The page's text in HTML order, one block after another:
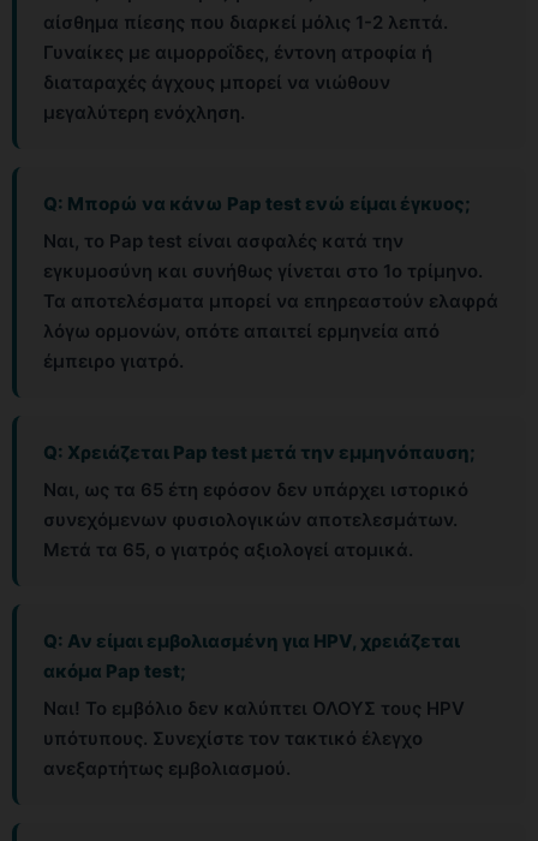
αίσθημα πίεσης που διαρκεί μόλις 1-2 λεπτά.
Γυναίκες με αιμορροΐδες, έντονη ατροφία ή
διαταραχές άγχους μπορεί να νιώθουν
μεγαλύτερη ενόχληση.
Q: Μπορώ να κάνω Pap test ενώ είμαι έγκυος;
Ναι, το Pap test είναι ασφαλές κατά την
εγκυμοσύνη και συνήθως γίνεται στο 1ο τρίμηνο.
Τα αποτελέσματα μπορεί να επηρεαστούν ελαφρά
λόγω ορμονών, οπότε απαιτεί ερμηνεία από
έμπειρο γιατρό.
Q: Χρειάζεται Pap test μετά την εμμηνόπαυση;
Ναι, ως τα 65 έτη εφόσον δεν υπάρχει ιστορικό
συνεχόμενων φυσιολογικών αποτελεσμάτων.
Μετά τα 65, ο γιατρός αξιολογεί ατομικά.
Q: Αν είμαι εμβολιασμένη για HPV, χρειάζεται
ακόμα Pap test;
Ναι! Το εμβόλιο δεν καλύπτει ΟΛΟΥΣ τους HPV
υπότυπους. Συνεχίστε τον τακτικό έλεγχο
ανεξαρτήτως εμβολιασμού.